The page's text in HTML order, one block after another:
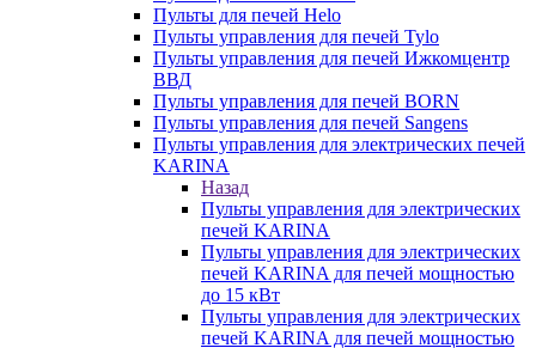
Пульты для печей Helo
Пульты управления для печей Tylo
Пульты управления для печей Ижкомцентр
ВВД
Пульты управления для печей BORN
Пульты управления для печей Sangens
Пульты управления для электрических печей
KARINA
Назад
Пульты управления для электрических
печей KARINA
Пульты управления для электрических
печей KARINA для печей мощностью
до 15 кВт
Пульты управления для электрических
печей KARINA для печей мощностью